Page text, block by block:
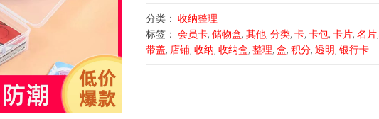
分类： 收纳整理
标签： 会员卡, 储物盒, 其他, 分类, 卡, 卡包, 卡片, 名片,
带盖, 店铺, 收纳, 收纳盒, 整理, 盒, 积分, 透明, 银行卡